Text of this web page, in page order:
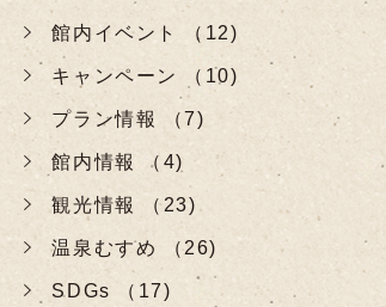
館内イベント （12)
キャンペーン （10)
プラン情報 （7)
館内情報 （4)
観光情報 （23)
温泉むすめ （26)
SDGs （17)